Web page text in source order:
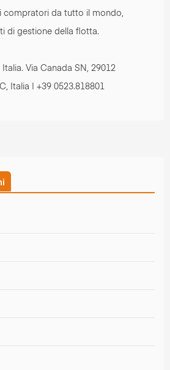
compratori da tutto il mondo,
di gestione della flotta.
Italia. Via Canada SN, 29012
Italia | +39 0523.818801